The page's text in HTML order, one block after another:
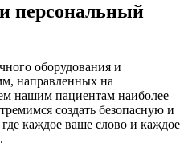
персональный
оборудования и
направленных на
нашим пациентам наиболее
создать безопасную и
каждое ваше слово и каждое